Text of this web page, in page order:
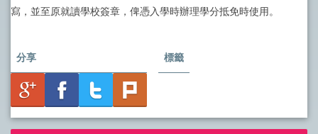
寫，並至原就讀學校簽章，俾憑入學時辦理學分抵免時使用。
分享 標籤